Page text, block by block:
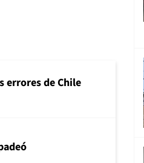
errores de Chile